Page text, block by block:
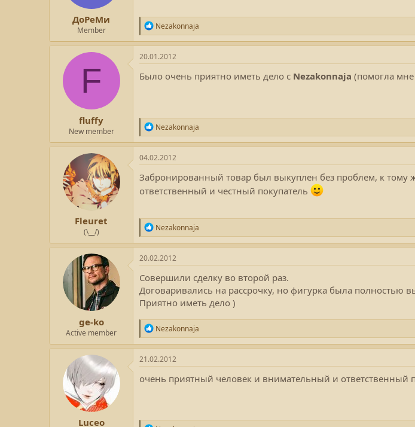
ДоРеМи
Member
Р
е
а
к
ц
и
и
Nezakonnaja
F
fluffy
New member
20.01.2012
Было очень приятно иметь дело с Nezakonnaja (помогла
Р
е
а
к
ц
и
и
:
Nezakonnaja
Fleuret
(\__/)
04.02.2012
Забронированный товар был выкуплен без проблем, к тому
ответственный и честный покупатель
Р
е
а
к
ц
и
и
:
Nezakonnaja
ge-ko
Active member
20.02.2012
Совершили сделку во второй раз.
Договаривались на рассрочку, но фигурка была полностью
Приятно иметь дело )
Р
е
а
к
ц
и
и
Nezakonnaja
Luceo
21.02.2012
очень приятный человек и внимательный и ответственный